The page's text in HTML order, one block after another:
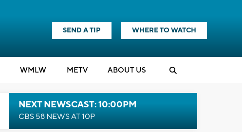
SEND A TIP WHERE TO WATCH
WMLW METV ABOUT US
NEXT NEWSCAST: 10:00PM
CBS 58 NEWS AT 10P